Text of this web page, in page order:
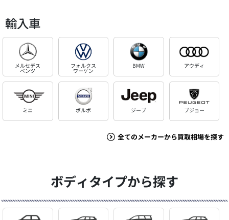
輸入車
メルセデス
ベンツ
フォルクス
ワーゲン
BMW アウディ
ミニ ボルボ ジープ プジョー
全てのメーカーから買取相場を探す
ボディタイプから探す